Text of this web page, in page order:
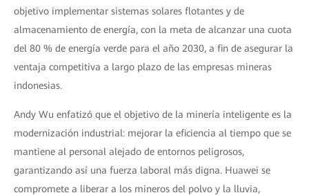
objetivo implementar sistemas solares flotantes y de
almacenamiento de energía, con la meta de alcanzar una cuota
del 80 % de energía verde para el año 2030, a fin de asegurar la
ventaja competitiva a largo plazo de las empresas mineras
indonesias.
Andy Wu enfatizó que el objetivo de la minería inteligente es la
modernización industrial: mejorar la eficiencia al tiempo que se
mantiene al personal alejado de entornos peligrosos,
garantizando así una fuerza laboral más digna. Huawei se
compromete a liberar a los mineros del polvo y la lluvia,